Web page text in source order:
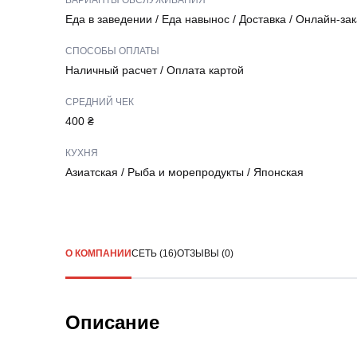
Еда в заведении / Еда навынос / Доставка / Онлайн-
СПОСОБЫ ОПЛАТЫ
Наличный расчет/ Оплата картой
СРЕДНИЙ ЧЕК
400 ₴
КУХНЯ
Азиатская / Рыба и морепродукты / Японская
О КОМПАНИИСЕТЬ (16)ОТЗЫВЫ (0)
Описание